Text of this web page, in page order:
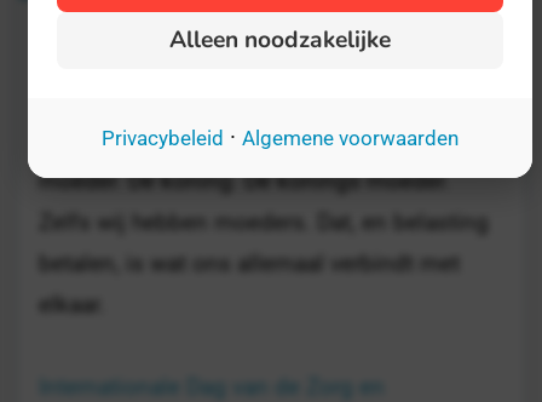
Internationale Dag van de Verloskundige
We hebben allemaal een moeder. U. Uw
moeder. De koning. De konings moeder.
Zelfs wij hebben moeders. Dat, en belasting
betalen, is wat ons allemaal verbindt met
elkaar.
Internationale Dag van de Zorg en
Alleen noodzakelijke
Privacybeleid · Algemene voorwaarden